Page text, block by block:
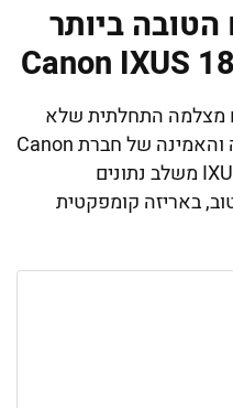
ביותר
מצלמה התחלתית שלא
תעלה הון, סדרת IXUS הוותיקה והאמינה של חברת Canon
היא בחירה מעולה, ודגם IXUS 185 משלב נתונים
באריזה קומפקטית